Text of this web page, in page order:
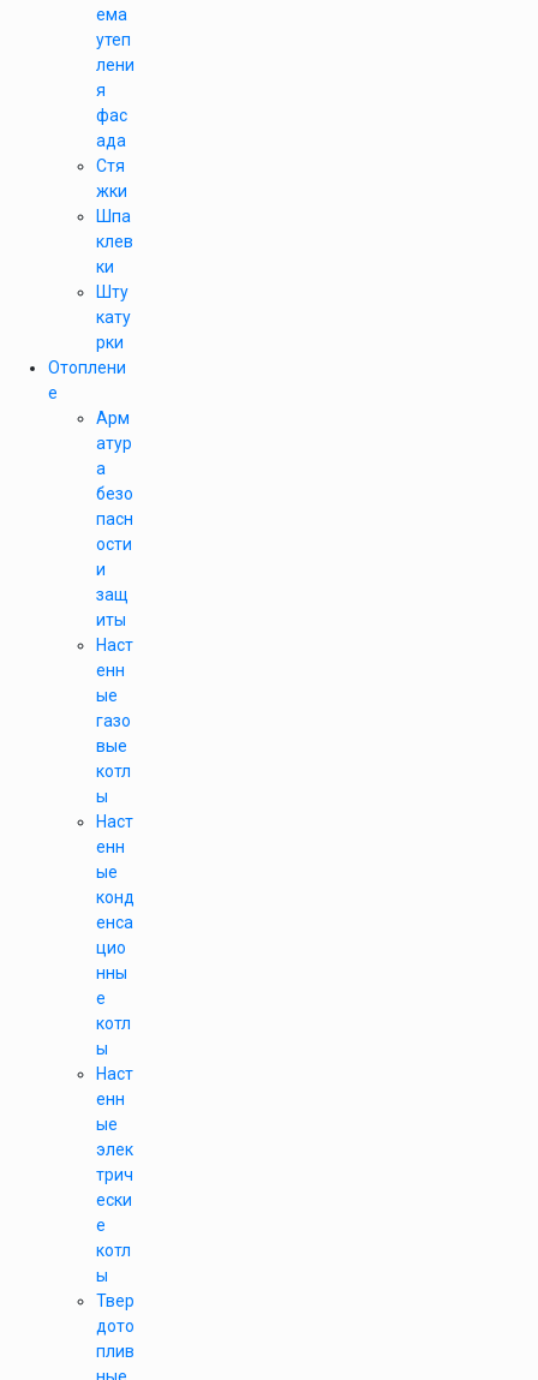
ема
утеп
лени
я
фас
ада
Стя
жки
Шпа
клев
ки
Шту
кату
рки
Отоплени
е
Арм
атур
а
безо
пасн
ости
и
защ
иты
Наст
енн
ые
газо
вые
котл
ы
Наст
енн
ые
конд
енса
цио
нны
е
котл
ы
Наст
енн
ые
элек
трич
ески
е
котл
ы
Твер
дото
плив